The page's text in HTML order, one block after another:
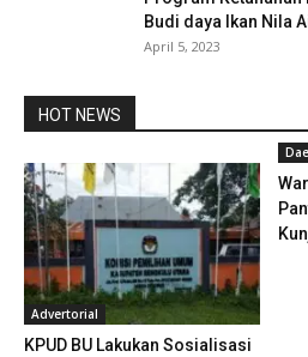
Budi daya Ikan Nila
April 5, 2023
HOT NEWS
Advertorial
KPUD BU Lakukan Sosialisasi